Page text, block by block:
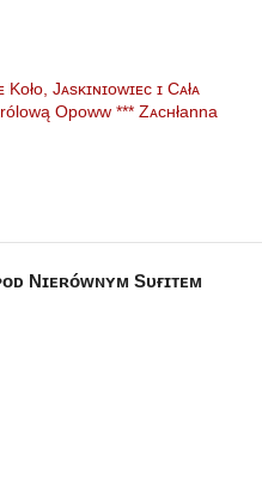
Jᴀsᴋɪɴɪᴏᴡɪᴇᴄ ɪ Cᴀłᴀ
Opoww *** Zᴀᴄʜłanna
Nɪᴇʀóᴡɴʏᴍ Sᴜғɪᴛᴇᴍ